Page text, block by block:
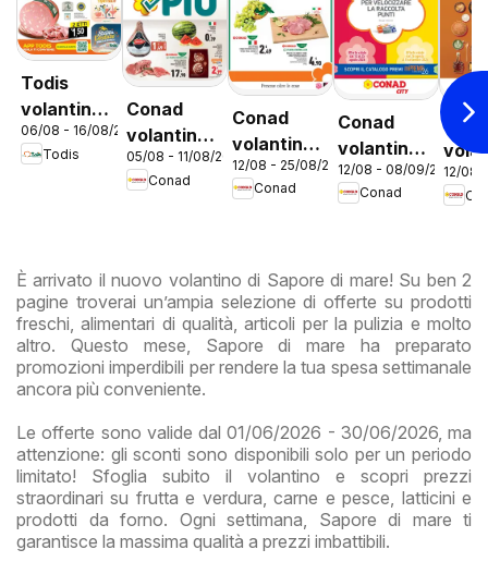
Todis
volantino
Lazio
06/08 - 16/08/2026
Todis
Conad
volantino
Convenienza
Più Lazio
05/08 - 11/08/2026
Conad
Conad
volantino
City Lazio
12/08 - 25/08/2026
Conad
Conad
volantino
City Mi
Premio
12/08 - 08/09/2026
Conad
Lazio
12/08
È arrivato il nuovo volantino di Sapore di mare! Su ben 2
pagine troverai un’ampia selezione di offerte su prodotti
freschi, alimentari di qualità, articoli per la pulizia e molto
altro. Questo mese, Sapore di mare ha preparato
promozioni imperdibili per rendere la tua spesa settimanale
ancora più conveniente.
Le offerte sono valide dal 01/06/2026 - 30/06/2026, ma
attenzione: gli sconti sono disponibili solo per un periodo
limitato! Sfoglia subito il volantino e scopri prezzi
straordinari su frutta e verdura, carne e pesce, latticini e
prodotti da forno. Ogni settimana, Sapore di mare ti
garantisce la massima qualità a prezzi imbattibili.